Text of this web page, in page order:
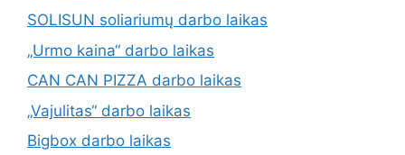
SOLISUN soliariumų darbo laikas
„Urmo kaina“ darbo laikas
CAN CAN PIZZA darbo laikas
„Vajulitas“ darbo laikas
Bigbox darbo laikas